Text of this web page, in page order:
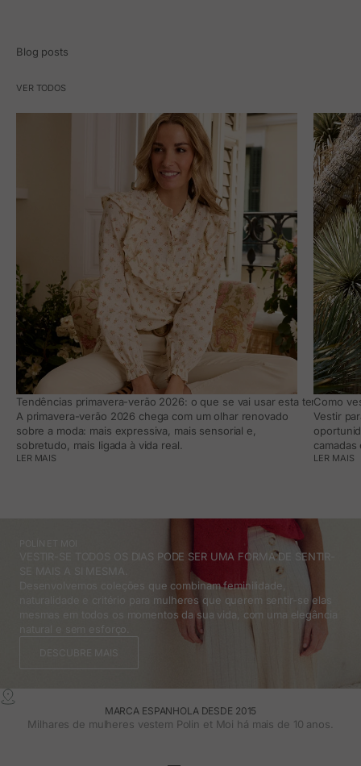
Blog posts
VER TODOS
Tendências primavera-verão 2026: o que se vai usar esta temporada
A primavera-verão 2026 chega com um olhar renovado
sobre a moda: mais expressiva, mais sensorial e,
sobretudo, mais ligada à vida real.
LER MAIS
Como
Vestir
LER MAIS
VESTIR-SE TODOS OS DIAS PODE SER UMA FORMA DE SENTIR-
SE MAIS A SI MESMA.
Desenvolvemos coleções que combinam feminilidade,
naturalidade e critério para mulheres que querem sentir-se elas
mesmas em todos os momentos da sua vida, com uma elegância
natural e sem esforço.
DESCUBRE MAIS
MARCA ESPANHOLA DESDE 2015
Milhares de mulheres vestem Polin et Moi há mais de 10 anos.